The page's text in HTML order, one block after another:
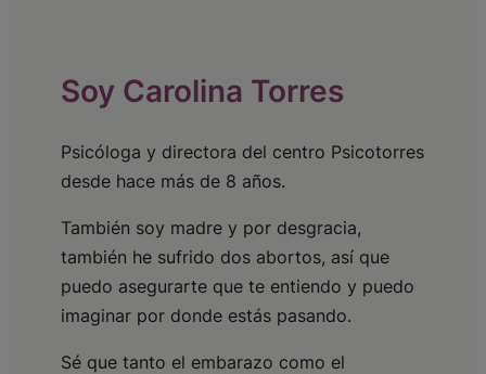
Soy Carolina Torres
Psicóloga y directora del centro Psicotorres
desde hace más de 8 años.
También soy madre y por desgracia,
también he sufrido dos abortos, así que
puedo asegurarte que te entiendo y puedo
imaginar por donde estás pasando.
Sé que tanto el embarazo como el